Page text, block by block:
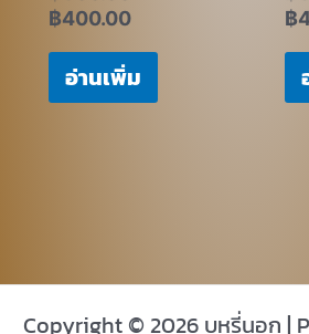
฿400.00
อ่านเพิ่ม
฿
Copyright © 2026 บุหรี่นอก |